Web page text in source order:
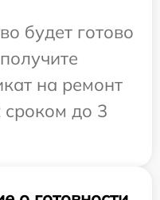
будет готово
на ремонт
сроком до 3